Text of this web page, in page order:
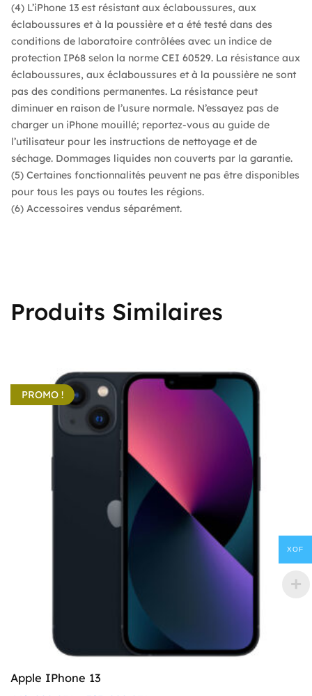
(4) L’iPhone 13 est résistant aux éclaboussures, aux
éclaboussures et à la poussière et a été testé dans des
conditions de laboratoire contrôlées avec un indice de
protection IP68 selon la norme CEI 60529. La résistance aux
éclaboussures, aux éclaboussures et à la poussière ne sont
pas des conditions permanentes. La résistance peut
diminuer en raison de l’usure normale. N’essayez pas de
charger un iPhone mouillé; reportez-vous au guide de
l’utilisateur pour les instructions de nettoyage et de
séchage. Dommages liquides non couverts par la garantie.
(5) Certaines fonctionnalités peuvent ne pas être disponibles
pour tous les pays ou toutes les régions.
(6) Accessoires vendus séparément.
Produits Similaires
PROMO !
Apple IPhone 13
XOF